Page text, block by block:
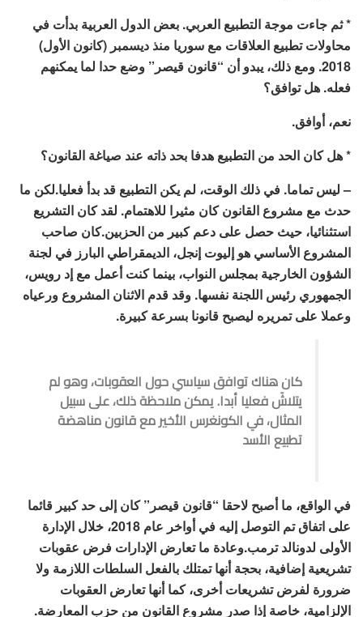
* ثم جاءت موجة التطبيع العربي. بعض الدول العربية بدأت في
محاولات تطبيع العلاقات مع سوريا منذ ديسمبر (كانون الأول)
2018. ومع ذلك، يبدو أن “قانون قيصر” وضع حدا لما يمكنهم
فعله. هل توافق؟
نعم، أوافق.
* هل كان الحد من التطبيع هدفا بحد ذاته عند صياغة القانون؟
– ليس تماما. في ذلك الوقت، لم يكن التطبيع قد بدأ فعليا.لكن ما
حدث مع مشروع القانون كان مثيرا للاهتمام. لقد كان التشريع
استثنائيا، حيث حصل على دعم كبير من الحزبين.كان صاحب
المشروع الأساسي هو إليوت إنجل، الديمقراطي البارز في لجنة
الشؤون الخارجية بمجلس النواب، بينما كنت أعمل مع إد رويس،
الجمهوري رئيس اللجنة نفسها. وقد قدم الاثنان المشروع ورعياه
وعملا على تمريره ليصبح قانونا بسرعة كبيرة.
كان هناك توافق سياسي حول العقوبات، وهو لم
يتلاشَ فعليا أبدا. يمكن ملاحظة ذلك، على سبيل
المثال، في الكونغرس الأخير مع قانون مناهضة
تطبيع الأسد
في الواقع، ما أصبح لاحقا “قانون قيصر” كان إلى حد كبير قائما
على اتفاق تم التوصل إليه في أواخر عام 2018، خلال الإدارة
الأولى لدونالد ترمب.وعادة ما تعارض الإدارات فرض عقوبات
تشريعية إضافية، بحجة أنها تمتلك بالفعل السلطات اللازمة ولا
ضرورة لفرض تشريعات أخرى، كما أنها تعارض العقوبات
الإلزامية، خاصة إذا صدر مشروع القانون من حزب المعارضة.